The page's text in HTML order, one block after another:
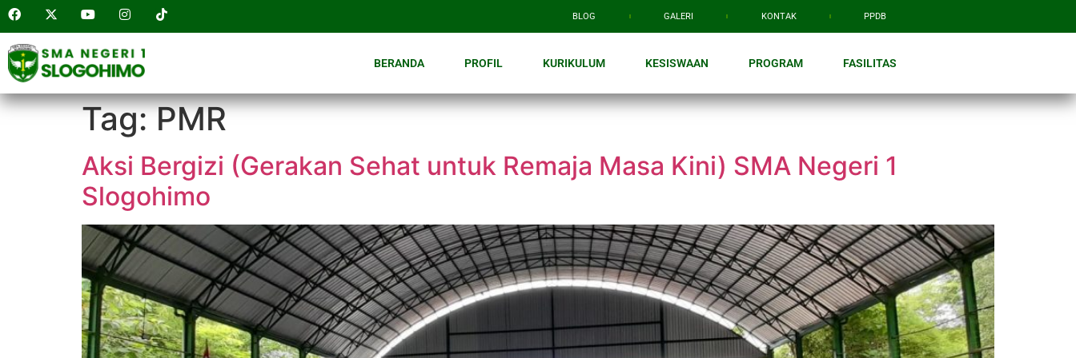
BLOG GALERI KONTAK PPDB
BERANDA PROFIL KURIKULUM KESISWAAN PROGRAM FASILITAS
Tag:PMR
Aksi Bergizi (Gerakan Sehat untuk Remaja Masa Kini) SMA Negeri 1
Slogohimo